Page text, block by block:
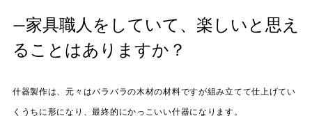
—家具職人をしていて、楽しいと思え
ることはありますか？
什器製作は、元々はバラバラの木材の材料ですが組み立てて仕上げてい
くうちに形になり、最終的にかっこいい什器になります。